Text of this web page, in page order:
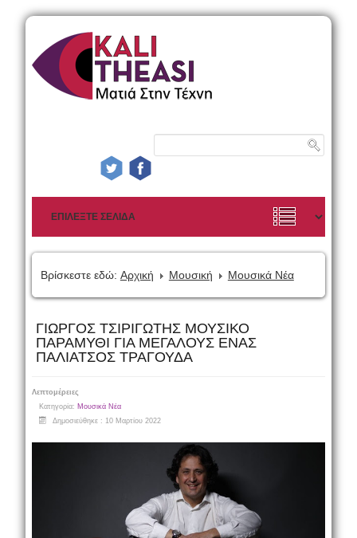
Βρίσκεστε εδώ: Αρχική Μουσική Μουσικά Νέα
ΓΙΩΡΓΟΣ ΤΣΙΡΙΓΩΤΗΣ ΜΟΥΣΙΚΟ
ΠΑΡΑΜΥΘΙ ΓΙΑ ΜΕΓΑΛΟΥΣ ΕΝΑΣ
ΠΑΛΙΑΤΣΟΣ ΤΡΑΓΟΥΔΑ
Λεπτομέρειες
Κατηγορία: Μουσικά Νέα
Δημοσιεύθηκε : 10 Μαρτίου 2022